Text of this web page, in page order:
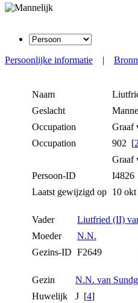
Persoonlijke informatie |
Naam
Geslacht
Occupation
Graaf
Occupation
902 [
Graaf
Persoon-ID
I4826
Laatst gewijzigd op 10
Vader Liutfried (II)
Moeder
N.N.
Gezins-ID F2649
Gezin
N.N. van
Huwelijk
J [4]